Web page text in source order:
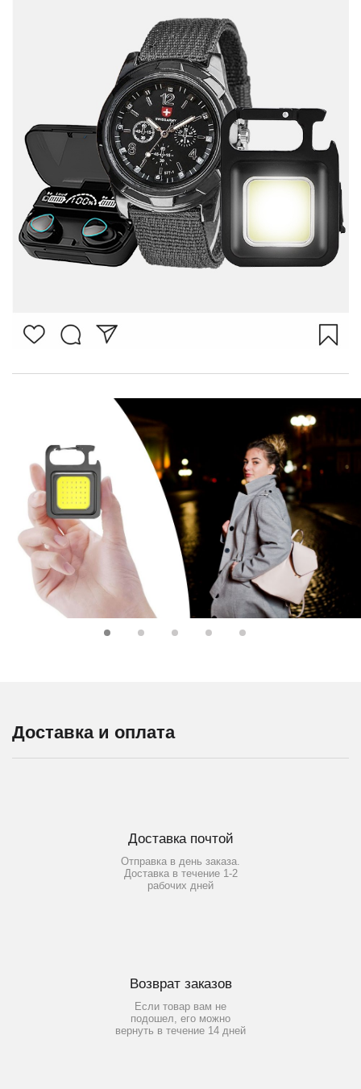
Доставка и оплата
Доставка почтой
Отправка в день заказа.
Доставка в течение 1-2
рабочих дней
Возврат заказов
Если товар вам не
подошел, его можно
вернуть в течение 14 дней